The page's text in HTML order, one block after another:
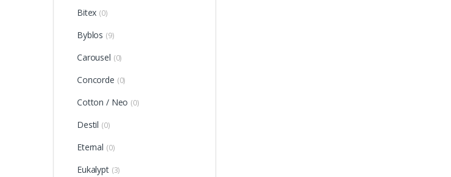
Bitex (0)
Byblos (9)
Carousel (0)
Concorde (0)
Cotton / Neo (0)
Destil (0)
Eternal (0)
Eukalypt (3)